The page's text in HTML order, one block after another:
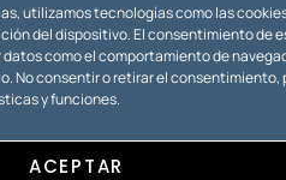
utilizamos tecnologías como las
del dispositivo. El consentimiento de
como el comportamiento de
No consentir o retirar el consentimiento,
y funciones.
ACEPTAR